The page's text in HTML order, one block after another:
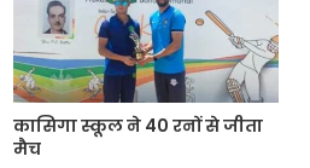
कासिगा स्कूल ने 40 रनों से जीता
मैच